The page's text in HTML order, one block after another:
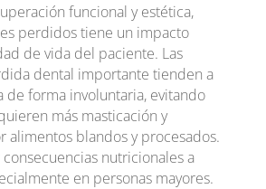
funcional y estética,
perdidos tiene un impacto
de vida del paciente. Las
dental importante tienden a
de forma involuntaria, evitando
más masticación y
alimentos blandos y procesados.
nutricionales a
en personas mayores.